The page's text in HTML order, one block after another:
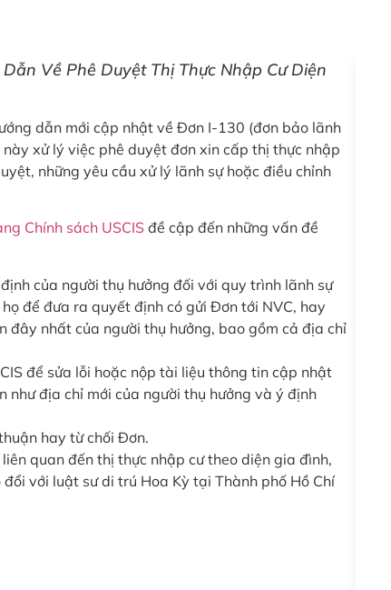
Về Phê Duyệt Thị Thực Nhập Cư Diện
dẫn mới cập nhật về Đơn I-130 (đơn bảo lãnh
xử lý việc phê duyệt đơn xin cấp thị thực nhập
những yêu cầu xử lý lãnh sự hoặc điều chỉnh
Chính sách USCIS đề cập đến những vấn đề
của người thụ hưởng đối với quy trình lãnh sự
để đưa ra quyết định có gửi Đơn tới NVC, hay
nhất của người thụ hưởng, bao gồm cả địa chỉ
để sửa lỗi hoặc nộp tài liệu thông tin cập nhật
như địa chỉ mới của người thụ hưởng và ý định
hay từ chối Đơn.
quan đến thị thực nhập cư theo diện gia đình,
với luật sư di trú Hoa Kỳ tại Thành phố Hồ Chí